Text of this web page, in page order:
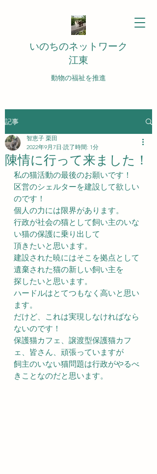
いのちのネットワーク
江東
動物の福祉を推進
記事
陳情に行って来ました！
智恵子 栗田
2022年9月7日 読了時間: 1分
私の猫活動の最後のお願いです！
区営のシェルターを建設して欲しい
のです！
個人の力には限界があります。
行政が社会の猫として飼い主のいな
い猫の保護に乗り出して
頂きたいと思います。
建設された暁にはそこを拠点として
遺棄された猫の新しい飼い主を
探したいと思います。
ハードルはとてつもなく高いと思い
ます。
だけど、これは実現しなければなら
ないのです！
保護猫カフェ、譲渡型保護猫カフ
ェ、皆さん、頑張っていますが
飼主のいない猫問題は行政がやるべ
きことなのだと思います。